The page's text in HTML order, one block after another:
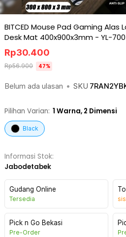
BITCED Mouse Pad Gaming
Desk Mat 400x900x3mm - YL-700
Belum ada ulasan • SKU
Rp30.400
Rp56.900 47%
Pilihan Varian: 1 Warna, 2 Dimensi
Black
Informasi Stok:
Jabodetabek
Gudang Online
Tersedia
Pick n Go Bekasi
Pre-Order